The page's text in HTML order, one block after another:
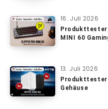
16. Juli 2026
Produkttester
MINI 60
13. Juli 2026
Produkttester
Gehäuse